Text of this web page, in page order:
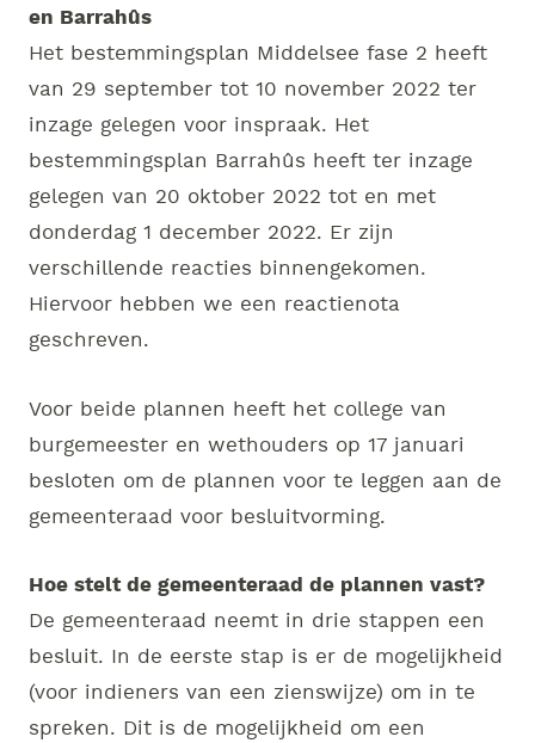
en Barrahûs
Het bestemmingsplan Middelsee fase 2 heeft
van 29 september tot 10 november 2022 ter
inzage gelegen voor inspraak. Het
bestemmingsplan Barrahûs heeft ter inzage
gelegen van 20 oktober 2022 tot en met
donderdag 1 december 2022. Er zijn
verschillende reacties binnengekomen.
Hiervoor hebben we een reactienota
geschreven.
Voor beide plannen heeft het college van
burgemeester en wethouders op 17 januari
besloten om de plannen voor te leggen aan de
gemeenteraad voor besluitvorming.
Hoe stelt de gemeenteraad de plannen vast?
De gemeenteraad neemt in drie stappen een
besluit. In de eerste stap is er de mogelijkheid
(voor indieners van een zienswijze) om in te
spreken. Dit is de mogelijkheid om een